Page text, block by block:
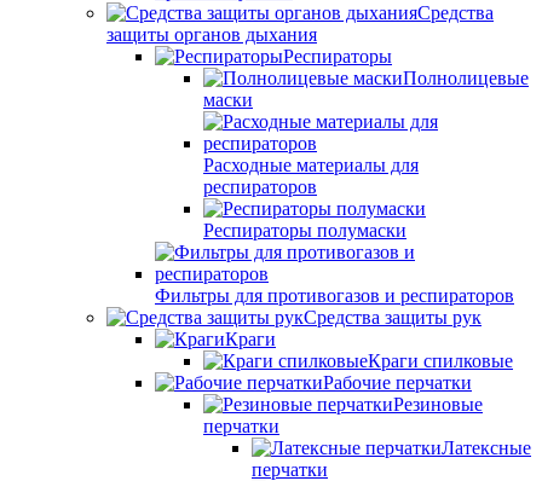
Средства
защиты органов дыхания
Респираторы
Полнолицевые
маски
Расходные материалы для
респираторов
Респираторы полумаски
Фильтры для противогазов и респираторов
Средства защиты рук
Краги
Краги спилковые
Рабочие перчатки
Резиновые
перчатки
Латексные
перчатки